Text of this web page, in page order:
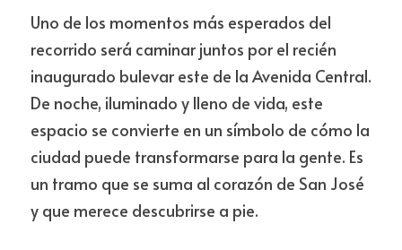
Uno de los momentos más esperados del
recorrido será caminar juntos por el recién
inaugurado bulevar este de la Avenida Central.
De noche, iluminado y lleno de vida, este
espacio se convierte en un símbolo de cómo la
ciudad puede transformarse para la gente. Es
un tramo que se suma al corazón de San José
y que merece descubrirse a pie.